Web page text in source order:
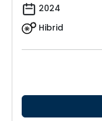
2024
Hibrid